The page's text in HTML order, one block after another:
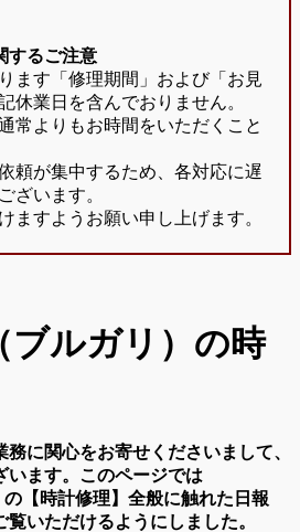
するご注意
ます「修理期間」および「お見
休業日を含んでおりません。
常よりもお時間をいただくこと
頼が集中するため、各対応に遅
ざいます。
ますようお願い申し上げます。
ルガリ）の時
に関心をお寄せくださいまして、
います。このページでは
【時計修理】全般に触れた日報
覧いただけるようにしました。